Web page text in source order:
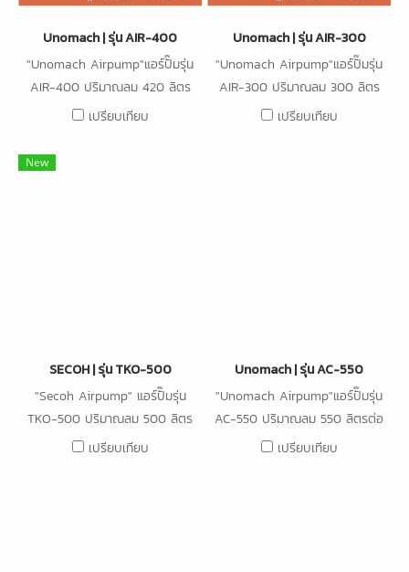
Unomach | รุ่น AIR-400
"Unomach Airpump"แอร์ปั๊มรุ่น
AIR-400 ปริมาณลม 420 ลิตร
ต่อนาที ความดัน 20kPa กำลังไฟ
เปรียบเทียบ
Unomach | รุ่น AIR-300
"Unomach Airpump"แอร์ปั๊มรุ่น
AIR-300 ปริมาณลม 300 ลิตร
ต่อนาที ความดัน 20kPa กำลังไฟ
เปรียบเทียบ
New
SECOH | รุ่น TKO-500
"Secoh Airpump" แอร์ปั๊มรุ่น
TKO-500 ปริมาณลม 500 ลิตร
ต่อนาที 200 mbar กำลังไฟ
เปรียบเทียบ
Unomach | รุ่น AC-550
"Unomach Airpump"แอร์ปั๊มรุ่น
AC-550 ปริมาณลม 550 ลิตรต่อ
นาที ความดัน 20kPa กำลังไฟ
เปรียบเทียบ